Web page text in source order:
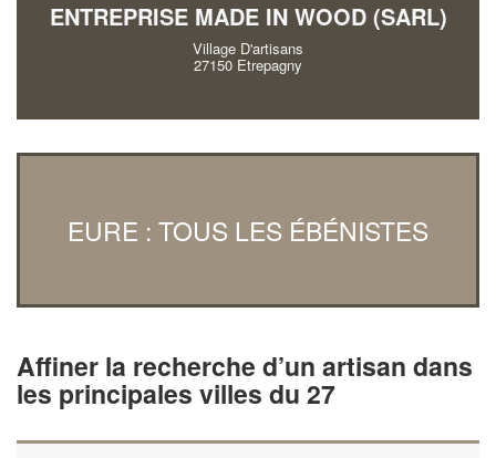
ENTREPRISE MADE IN WOOD (SARL)
Village D'artisans
27150 Etrepagny
EURE : TOUS LES ÉBÉNISTES
Affiner la recherche d’un artisan dans
les principales villes du 27